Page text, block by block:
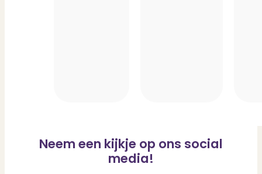
Neem een kijkje op ons social
media!